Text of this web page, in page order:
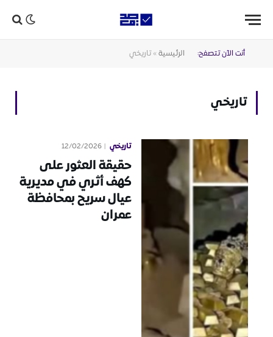
أنت الآن تتصفح: الرئيسية »تاريخي
تاريخي
تاريخي 12/02/2026
حقيقة العثور على
كهف أثري في مديرية
عيال سريح بمحافظة
عمران